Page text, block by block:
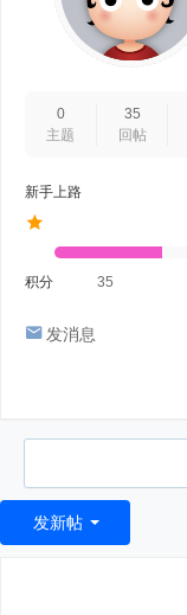
0
主题
35
回帖
新手上路
积分 35
发消息
发新帖